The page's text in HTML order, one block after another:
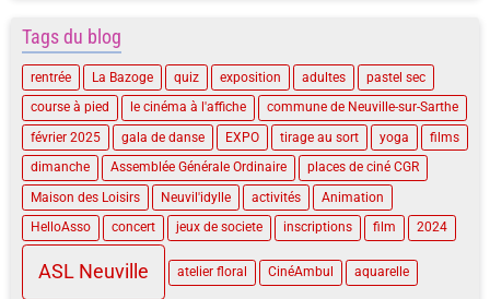
Tags du blog
rentrée La Bazoge quiz exposition adultes
pastel sec
course à pied
le cinéma à l'affiche
commune de Neuville-sur-Sarthe
février 2025
gala de danse EXPO tirage au sort yoga
films
dimanche
Assemblée Générale Ordinaire
places de ciné CGR
Maison des Loisirs
Neuvil'idylle activités
Animation
HelloAsso
concert jeux de societe inscriptions film 2024
ASL Neuville atelier floral CinéAmbul aquarelle